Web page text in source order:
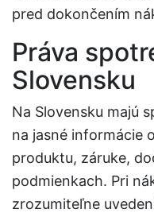
pred dokončením
Práva
Slovensku
Na Slovensku majú
na jasné informácie
produktu, záruke,
podmienkach. Pri
zrozumiteľne